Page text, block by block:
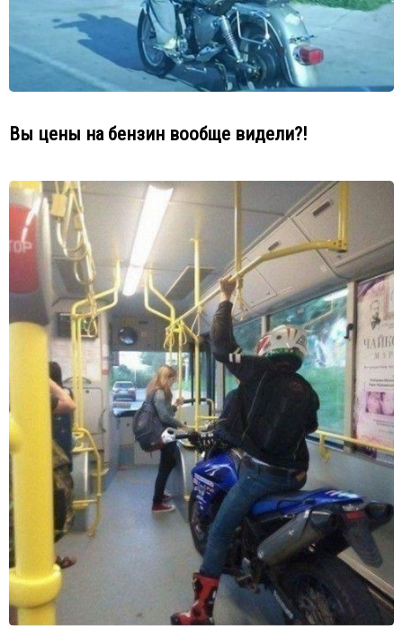
Вы цены на бензин вообще видели?!